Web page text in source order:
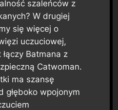
szaleńców z
W drugiej
się więcej o
uczuciowej,
Batmana z
Catwoman.
ma szansę
głęboko wpojonym